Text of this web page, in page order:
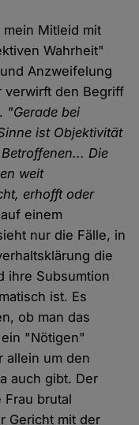
Mitleid mit
Wahrheit"
Anzweifelung
verwirft den Begriff
"Gerade bei
ist Objektivität
Die
weit
erhofft oder
einem
nur die Fälle, in
die
ihre Subsumtion
ist. Es
ob man das
"Nötigen"
allein um den
auch gibt. Der
Frau brutal
Gericht mit der